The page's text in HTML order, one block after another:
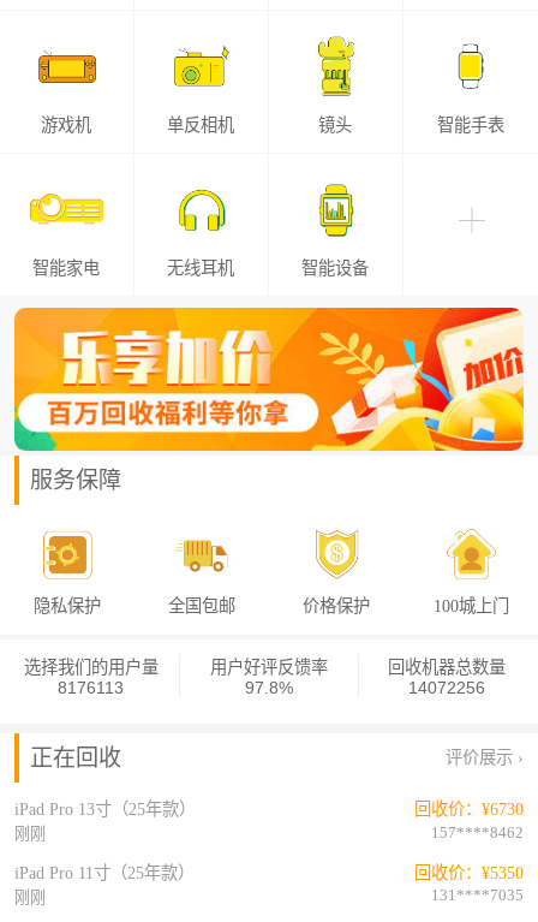
游戏机 单反相机 镜头 智能手表
智能家电 无线耳机 智能设备
服务保障
隐私保护 全国包邮 价格保护 100城上门
选择我们的用户量
8176113
用户好评反馈率
97.8%
回收机器总数量
14072256
正在回收 评价展示 ›
iPhone 15 Pro Max 回收价：¥4650
刚刚 151****6157
iPhone 15 Pro Max
刚刚
红米 Note 13 （5G版） 回收价：¥330
刚刚 139****9094
红米 Note 13 （5G版） 回收价：¥330
iPad Pro 11英寸 22年款 回收价：¥3450
151****4580
iPad Pro 13寸（25年款）
刚刚 138****5665
刚刚 157****8462
刚刚 131****7035